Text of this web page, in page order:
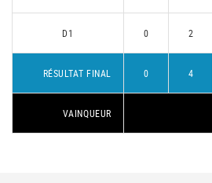
D1 0 2
RÉSULTAT FINAL 0 4
VAINQUEUR